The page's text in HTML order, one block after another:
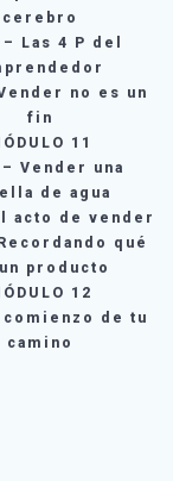
cerebro
Las 4 P del
no es un
fin
11
Vender una
de agua
acto de vender
qué
producto
12
comienzo de tu
camino